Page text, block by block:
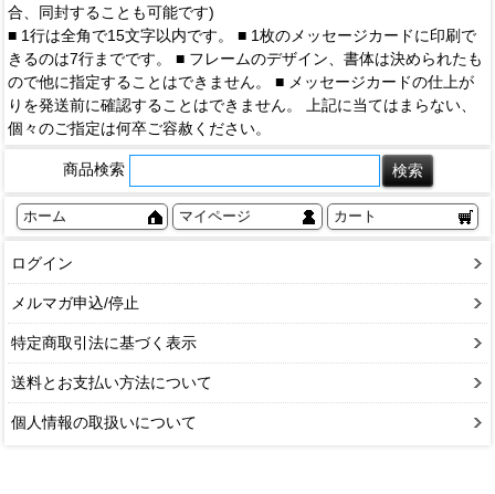
合、同封することも可能です)
■ 1行は全角で15文字以内です。 ■ 1枚のメッセージカードに印刷で
きるのは7行までです。 ■ フレームのデザイン、書体は決められたも
ので他に指定することはできません。 ■ メッセージカードの仕上が
りを発送前に確認することはできません。 上記に当てはまらない、
個々のご指定は何卒ご容赦ください。
商品検索
ホーム マイページ カート
ログイン
メルマガ申込/停止
特定商取引法に基づく表示
送料とお支払い方法について
個人情報の取扱いについて